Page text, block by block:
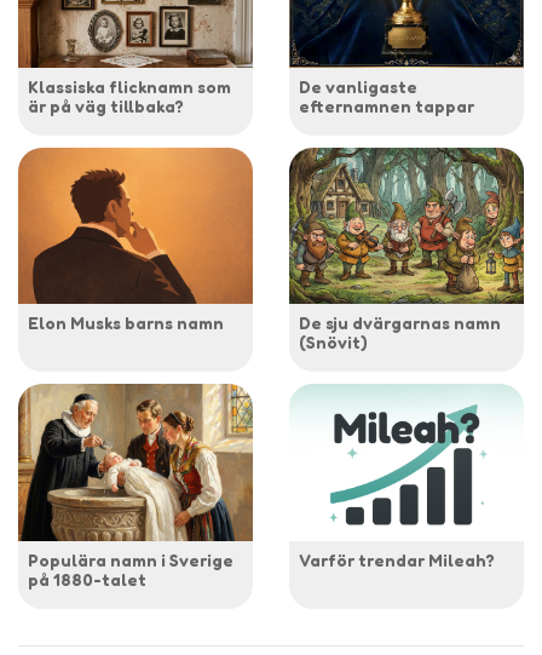
Klassiska flicknamn som
är på väg tillbaka?
De vanligaste
efternamnen tappar
Elon Musks barns namn
De sju dvärgarnas namn
(Snövit)
Populära namn i Sverige
på 1880-talet
Varför trendar Mileah?